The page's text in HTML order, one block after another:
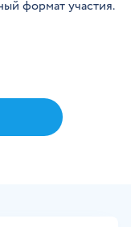
формат участия.